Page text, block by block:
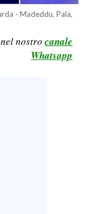
- Madeddu, Pala,
nostro canale
Whatsapp